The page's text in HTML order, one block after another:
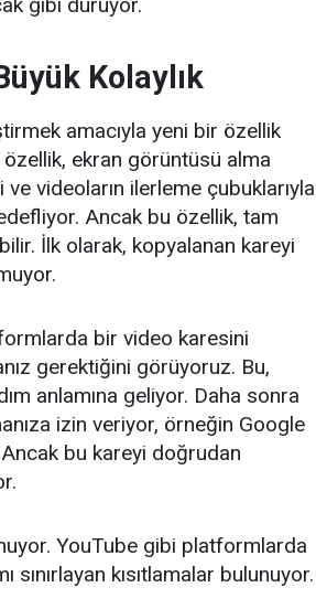
Kolaylık
amacıyla yeni bir özellik
ekran görüntüsü alma
videoların ilerleme çubuklarıyla
Ancak bu özellik, tam
İlk olarak, kopyalanan kareyi
bir video karesini
gerektiğini görüyoruz. Bu,
anlamına geliyor. Daha sonra
izin veriyor, örneğin Google
bu kareyi doğrudan
YouTube gibi platformlarda
sınırlayan kısıtlamalar bulunuyor.